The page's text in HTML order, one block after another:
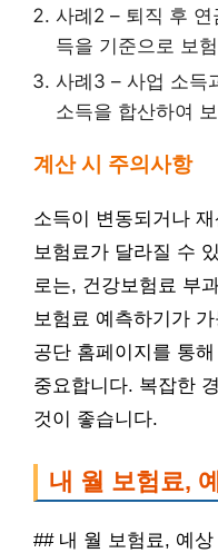
사례2 – 퇴직 후
득을 기준으로 보
사례3 – 사업 소득
소득을 합산하여
계산 시 주의사항
소득이 변동되거나
보험료가 달라질 수
로는, 건강보험료 부
보험료 예측하기가
공단 홈페이지를 통
중요합니다. 복잡한
것이 좋습니다.
내 월 보험료,
## 내 월 보험료, 예